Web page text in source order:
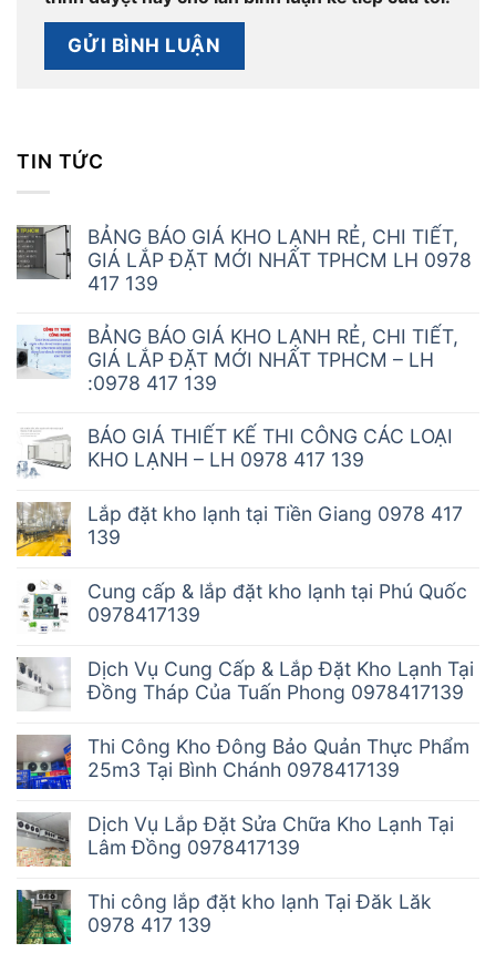
TIN TỨC
BẢNG BÁO GIÁ KHO LẠNH RẺ, CHI TIẾT,
GIÁ LẮP ĐẶT MỚI NHẤT TPHCM LH 0978
417 139
BẢNG BÁO GIÁ KHO LẠNH RẺ, CHI TIẾT,
GIÁ LẮP ĐẶT MỚI NHẤT TPHCM – LH
:0978 417 139
BÁO GIÁ THIẾT KẾ THI CÔNG CÁC LOẠI
KHO LẠNH – LH 0978 417 139
Lắp đặt kho lạnh tại Tiền Giang 0978 417
139
Cung cấp & lắp đặt kho lạnh tại Phú Quốc
0978417139
Dịch Vụ Cung Cấp & Lắp Đặt Kho Lạnh Tại
Đồng Tháp Của Tuấn Phong 0978417139
Thi Công Kho Đông Bảo Quản Thực Phẩm
25m3 Tại Bình Chánh 0978417139
Dịch Vụ Lắp Đặt Sửa Chữa Kho Lạnh Tại
Lâm Đồng 0978417139
Thi công lắp đặt kho lạnh Tại Đăk Lăk
0978 417 139